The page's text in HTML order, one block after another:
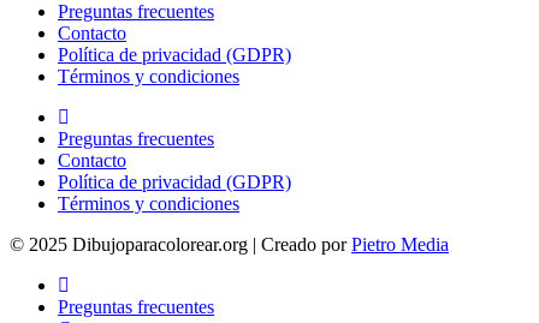
Preguntas frecuentes
Contacto
Política de privacidad (GDPR)
Términos y condiciones
Preguntas frecuentes
Contacto
Política de privacidad (GDPR)
Términos y condiciones
© 2025 Dibujoparacolorear.org | Creado porPietro Media
Preguntas frecuentes